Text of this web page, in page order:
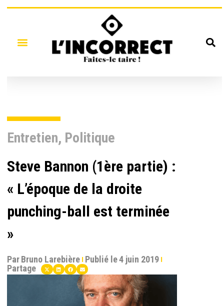
Entretien, Politique
Steve Bannon (1ère partie) :
« L’époque de la droite
punching-ball est terminée
»
ParBruno Larebière Publié le4 juin 2019
Partage